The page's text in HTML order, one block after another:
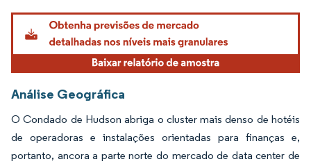
Análise Geográfica
O Condado de Hudson abriga o cluster mais denso de hotéis
de operadoras e instalações orientadas para finanças e,
portanto, ancora a parte norte do mercado de data center de